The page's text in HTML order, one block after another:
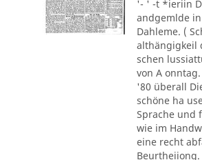
'- ' -t *ieriin
andgemlde
Dahleme. (
althängigkeil
schen
von A
'80 überall
schöne ha
Sprache und
wie im
eine recht